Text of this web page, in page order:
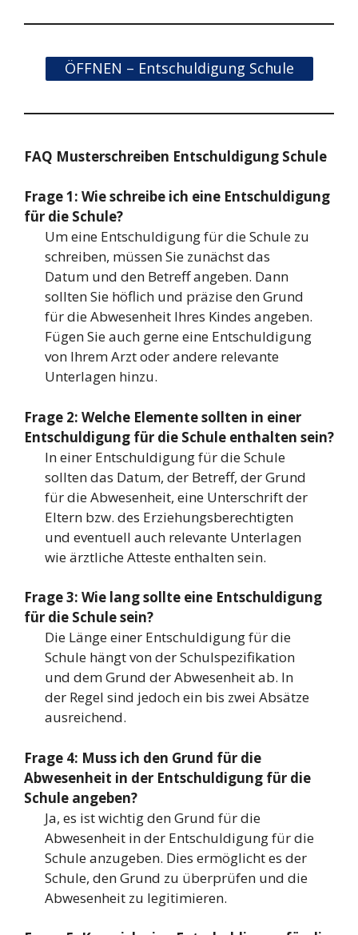
ÖFFNEN – Entschuldigung Schule
FAQ Musterschreiben Entschuldigung Schule
Frage 1: Wie schreibe ich eine Entschuldigung
für die Schule?
Um eine Entschuldigung für die Schule zu
schreiben, müssen Sie zunächst das
Datum und den Betreff angeben. Dann
sollten Sie höflich und präzise den Grund
für die Abwesenheit Ihres Kindes angeben.
Fügen Sie auch gerne eine Entschuldigung
von Ihrem Arzt oder andere relevante
Unterlagen hinzu.
Frage 2: Welche Elemente sollten in einer
Entschuldigung für die Schule enthalten sein?
In einer Entschuldigung für die Schule
sollten das Datum, der Betreff, der Grund
für die Abwesenheit, eine Unterschrift der
Eltern bzw. des Erziehungsberechtigten
und eventuell auch relevante Unterlagen
wie ärztliche Atteste enthalten sein.
Frage 3: Wie lang sollte eine Entschuldigung
für die Schule sein?
Die Länge einer Entschuldigung für die
Schule hängt von der Schulspezifikation
und dem Grund der Abwesenheit ab. In
der Regel sind jedoch ein bis zwei Absätze
ausreichend.
Frage 4: Muss ich den Grund für die
Abwesenheit in der Entschuldigung für die
Schule angeben?
Ja, es ist wichtig den Grund für die
Abwesenheit in der Entschuldigung für die
Schule anzugeben. Dies ermöglicht es der
Schule, den Grund zu überprüfen und die
Abwesenheit zu legitimieren.